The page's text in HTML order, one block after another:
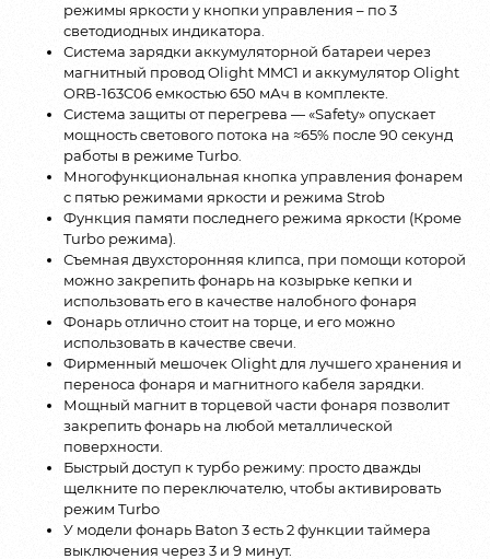
режимы яркости у кнопки управления – по 3
светодиодных индикатора.
Система зарядки аккумуляторной батареи через
магнитный провод Olight MMC1 и аккумулятор Olight
ORB-163C06 емкостью 650 мАч в комплекте.
Система защиты от перегрева — «Safety» опускает
мощность светового потока на ≈65% после 90 секунд
работы в режиме Turbo.
Многофункциональная кнопка управления фонарем
с пятью режимами яркости и режима Strob
Функция памяти последнего режима яркости (Кроме
Turbo режима).
Съемная двухсторонняя клипса, при помощи которой
можно закрепить фонарь на козырьке кепки и
использовать его в качестве налобного фонаря
Фонарь отлично стоит на торце, и его можно
использовать в качестве свечи.
Фирменный мешочек Olight для лучшего хранения и
переноса фонаря и магнитного кабеля зарядки.
Мощный магнит в торцевой части фонаря позволит
закрепить фонарь на любой металлической
поверхности.
Быстрый доступ к турбо режиму: просто дважды
щелкните по переключателю, чтобы активировать
режим Turbo
У модели фонарь Baton 3 есть 2 функции таймера
выключения через 3 и 9 минут.